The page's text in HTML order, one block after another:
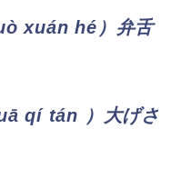
xuán hé ）弁舌
qí tán ）大げさ